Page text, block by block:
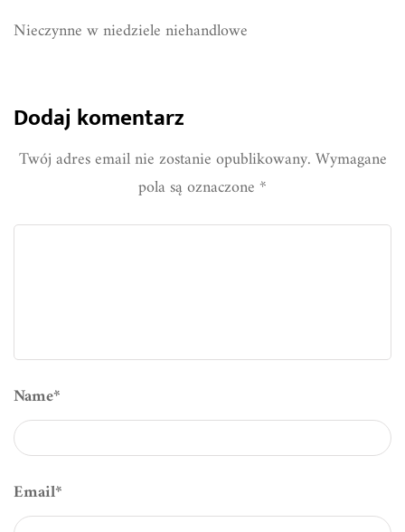
Nieczynne w niedziele niehandlowe
Dodaj komentarz
Twój adres email nie zostanie opublikowany.Wymagane
pola są oznaczone*
Name*
Email*